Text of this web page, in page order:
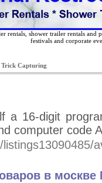
rentals, shower trailer rentals and
festivals and corporate
Trick Capturing
a 16-digit
computer code
в